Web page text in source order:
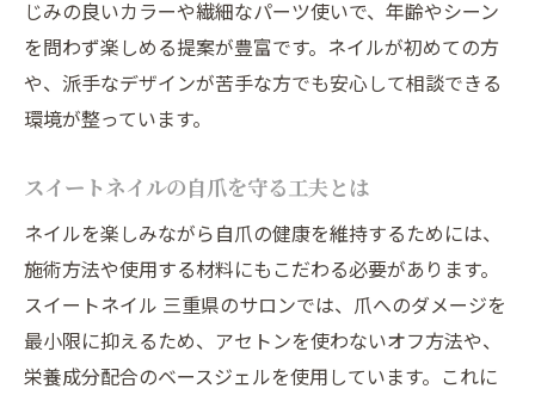
じみの良いカラーや繊細なパーツ使いで、年齢やシーン
を問わず楽しめる提案が豊富です。ネイルが初めての方
や、派手なデザインが苦手な方でも安心して相談できる
環境が整っています。
スイートネイルの自爪を守る工夫とは
ネイルを楽しみながら自爪の健康を維持するためには、
施術方法や使用する材料にもこだわる必要があります。
スイートネイル 三重県のサロンでは、爪へのダメージを
最小限に抑えるため、アセトンを使わないオフ方法や、
栄養成分配合のベースジェルを使用しています。これに